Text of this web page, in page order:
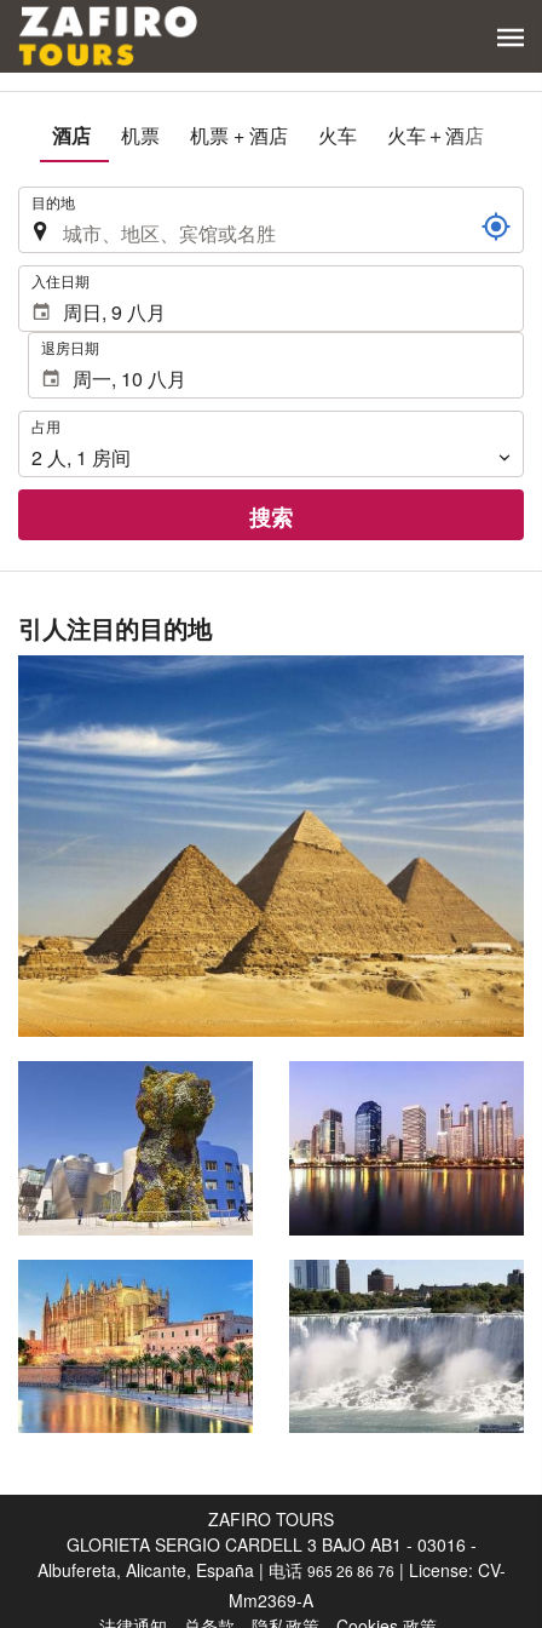
酒店 机票 机票 + 酒店 火车 火车＋酒店
. 目的地
. 入住日期
退房日期
占
用
占用
2 人 , 1 房间
搜索
引人注目的目的地
ZAFIRO TOURS
GLORIETA SERGIO CARDELL 3 BAJO AB1 - 03016 -
Albufereta, Alicante, España | 电话 965 26 86 76 | License: CV-
Mm2369-A